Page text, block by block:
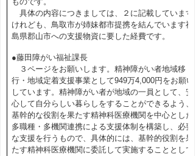
具体の内容につきましては、２に記載しています
けれども、鳥取市が姉妹都市提携を結んでいます福
島県郡山市への支援物資に要した経費です。
●藤田障がい福祉課長
３ページをお願いします。精神障がい者地域移
行・地域定着支援事業として949万4,000円をお願い
しています。精神障がい者が地域の一員として、安
心して自分らしい暮らしをすることができるよう、
基幹的な役割を果たす精神科医療機関を中心とした
多職種・多機関連携による支援体制を構築し、必要
な支援を行うもので、具体的には、基幹的役割を果
たす精神科医療機関に委託して実施することとして